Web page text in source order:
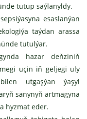
tutup saýlanyldy.
esaslanýan
taýdan arassa
tutulýar.
hazar deňziniň
üçin iň geljegi uly
utgaşýan ýaşyl
sanynyň artmagyna
hyzmat eder.